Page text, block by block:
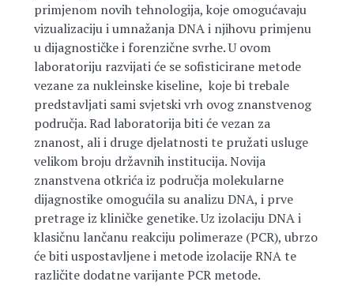
primjenom novih tehnologija, koje omogućavaju
vizualizaciju i umnažanja DNA i njihovu primjenu
u dijagnostičke i forenzične svrhe. U ovom
laboratoriju razvijati će se sofisticirane metode
vezane za nukleinske kiseline, koje bi trebale
predstavljati sami svjetski vrh ovog znanstvenog
područja. Rad laboratorija biti će vezan za
znanost, ali i druge djelatnosti te pružati usluge
velikom broju državnih institucija. Novija
znanstvena otkrića iz područja molekularne
dijagnostike omogućila su analizu DNA, i prve
pretrage iz kliničke genetike. Uz izolaciju DNA i
klasičnu lančanu reakciju polimeraze (PCR), ubrzo
će biti uspostavljene i metode izolacije RNA te
različite dodatne varijante PCR metode.